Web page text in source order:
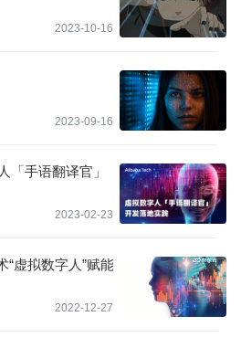
2023-10-16
2023-09-16
「手语翻译官」
2023-02-23
“虚拟数字人”赋能
2022-12-27